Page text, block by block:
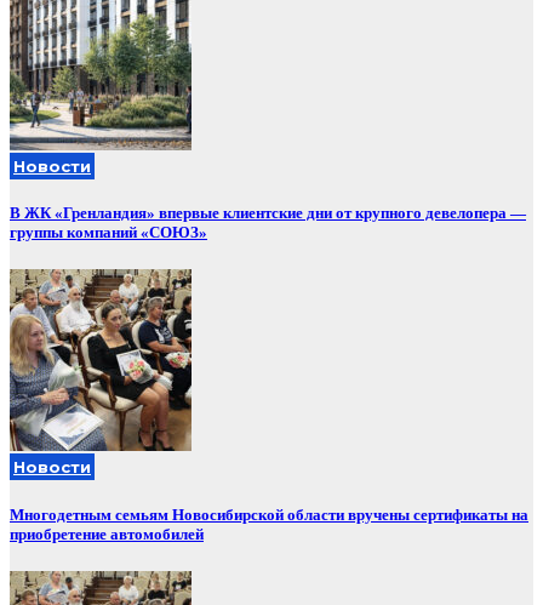
Новости
В ЖК «Гренландия» впервые клиентские дни от крупного девелопера —
группы компаний «СОЮЗ»
Новости
Многодетным семьям Новосибирской области вручены сертификаты на
приобретение автомобилей